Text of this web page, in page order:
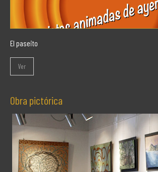
El paseito
Ver
Obra pictórica